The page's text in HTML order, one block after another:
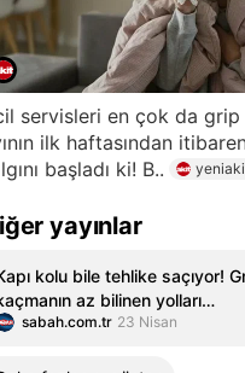
servisleri en çok da
ilk haftasından
başladı ki! B..
yayınlar
kolu bile tehlike saçıyor!
az bilinen yolları…
sabah.com.tr 23 Nisan